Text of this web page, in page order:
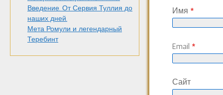
Введение. От Сервия Туллия до
наших дней.
Мета Ромули и легендарный
Теребинт
Имя*
Email*
Сайт